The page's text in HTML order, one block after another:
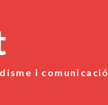
i comunicació